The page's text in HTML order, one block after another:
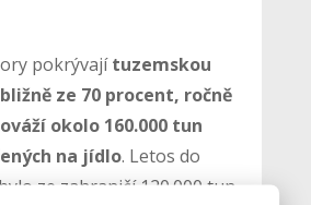
pokrývajítuzemskou
ze 70 procent, ročně
okolo 160.000 tun
na jídlo. Letos do
ze zahraničí 120.000 tun.